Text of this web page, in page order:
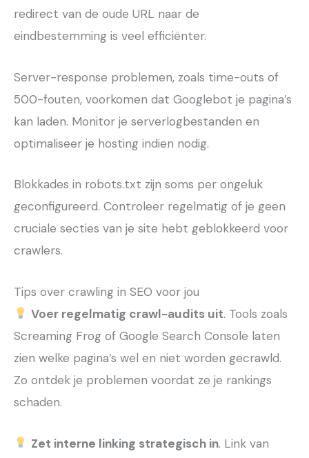
redirect van de oude URL naar de
eindbestemming is veel efficiënter.
Server-response problemen, zoals time-outs of
500-fouten, voorkomen dat Googlebot je pagina’s
kan laden. Monitor je serverlogbestanden en
optimaliseer je hosting indien nodig.
Blokkades in robots.txt zijn soms per ongeluk
geconfigureerd. Controleer regelmatig of je geen
cruciale secties van je site hebt geblokkeerd voor
crawlers.
Tips over crawling in SEO voor jou
Voer regelmatig crawl-audits uit. Tools zoals
Screaming Frog of Google Search Console laten
zien welke pagina’s wel en niet worden gecrawld.
Zo ontdek je problemen voordat ze je rankings
schaden.
Zet interne linking strategisch in. Link van